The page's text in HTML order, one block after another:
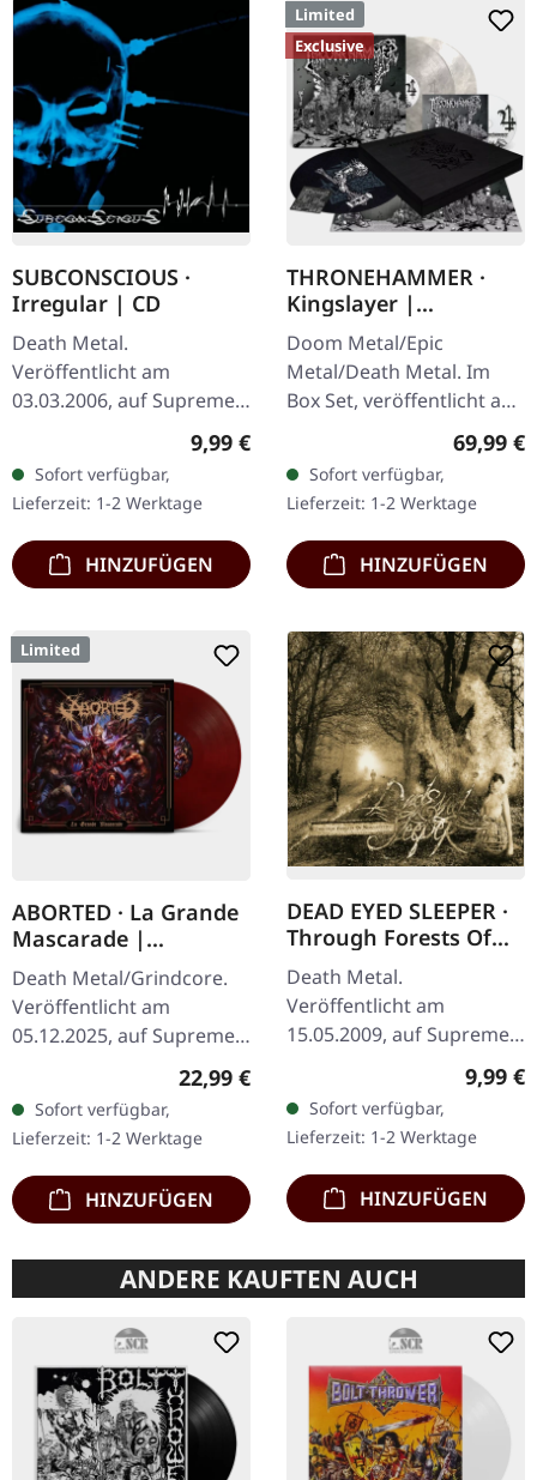
SUBCONSCIOUS ·
Irregular | CD
Death Metal.
Veröffentlicht am
03.03.2006, auf Supreme
Chaos Records. CD im
Jewelcase mit 8-seitigem
Booklet. Subconscious
liefern mit "Irregular"…
Regulärer Preis:
9,99 €
Sofort verfügbar,
Lieferzeit: 1-2 Werktage
HINZUFÜGEN
Limited
Exclusive
THRONEHAMMER ·
Kingslayer |
EXCLUSIVE BOX SET
Doom Metal/Epic
Metal/Death Metal. Im
Box Set, veröffentlicht am
24.11.2023, auf Supreme
Chaos Records. Schwere
Holzbox mit speziellem
Schwarz in…
69,99 €
Sofort verfügbar,
Lieferzeit: 1-2 Werktage
HINZUFÜGEN
Limited
ABORTED · La Grande
Mascarade |
TRANSPARENT
RED/BLACK LP
Death Metal/Grindcore.
Veröffentlicht am
05.12.2025, auf Supreme
Chaos Records. Zum
ersten Mal auf Vinyl mit
speziellem Mastering
extra für Vinyl.…
Regulärer Preis:
22,99 €
Sofort verfügbar,
Lieferzeit: 1-2 Werktage
HINZUFÜGEN
DEAD EYED SLEEPER ·
Through Forests Of
Nonentities | CD
Death Metal.
Veröffentlicht am
15.05.2009, auf Supreme
Chaos Records. CD im
Jewelcase mit 16-seitigem
Booklet. Was passiert,
wenn man die…
9,99 €
Sofort verfügbar,
Lieferzeit: 1-2 Werktage
HINZUFÜGEN
ANDERE KAUFTEN AUCH